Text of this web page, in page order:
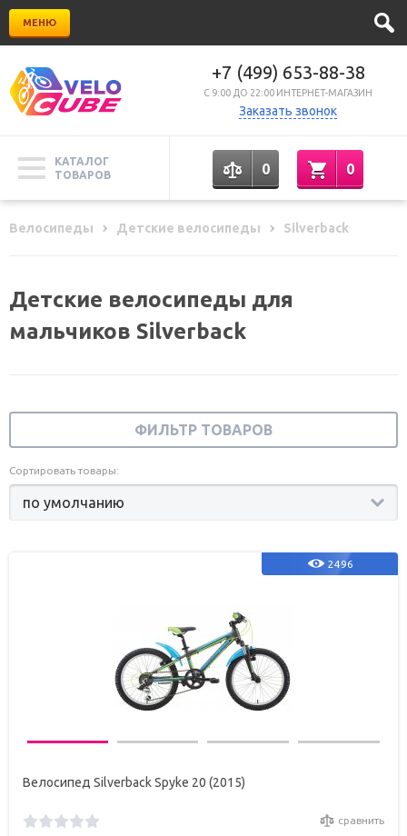
МЕНЮ
+7 (499) 653-88-38
C 9:00 ДО 22:00 ИНТЕРНЕТ-МАГАЗИН
Заказать звонок
КАТАЛОГ
ТОВАРОВ
0 0
Велосипеды Детские велосипеды Silverback
Детские велосипеды для
мальчиков Silverback
ФИЛЬТР ТОВАРОВ
Сортировать товары:
2496
Велосипед Silverback Spyke 20 (2015)
сравнить